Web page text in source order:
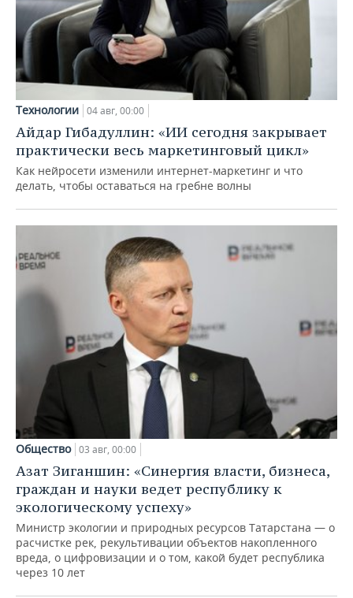
Технологии 04 авг, 00:00
Айдар Гибадуллин: «ИИ сегодня закрывает
практически весь маркетинговый цикл»
Как нейросети изменили интернет-маркетинг и что
делать, чтобы оставаться на гребне волны
Общество 03 авг, 00:00
Азат Зиганшин: «Синергия власти, бизнеса,
граждан и науки ведет республику к
экологическому успеху»
Министр экологии и природных ресурсов Татарстана — о
расчистке рек, рекультивации объектов накопленного
вреда, о цифровизации и о том, какой будет республика
через 10 лет